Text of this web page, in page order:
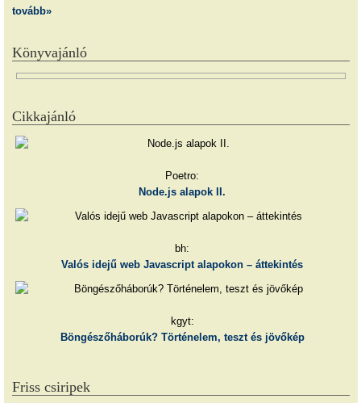
tovább»
Könyvajánló
Cikkajánló
Poetro:
Node.js alapok II.
bh:
Valós idejű web Javascript alapokon – áttekintés
kgyt:
Böngészőháborúk? Történelem, teszt és jövőkép
Friss csiripek